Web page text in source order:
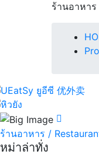
ร้านอาหา
ร้านอาหาร /
หม่าล่าทั่ง